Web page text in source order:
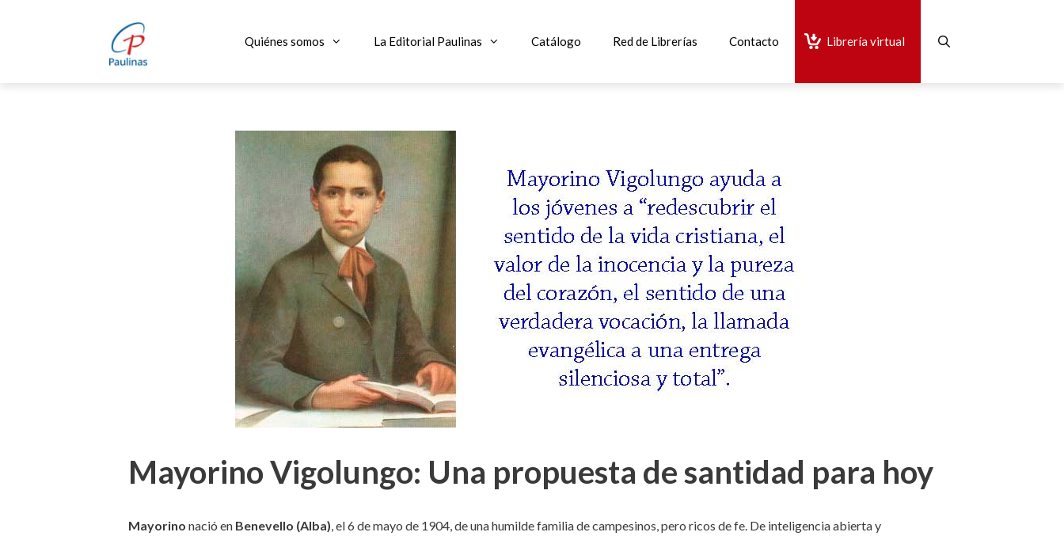
Quiénes somos La Editorial Paulinas Catálogo Red de Librerías Contacto Librería virtual
Mayorino Vigolungo: Una propuesta de santidad para hoy
Mayorino nació en Benevello (Alba), el 6 de mayo de 1904, de una humilde familia de campesinos, pero ricos de fe. De inteligencia abierta y